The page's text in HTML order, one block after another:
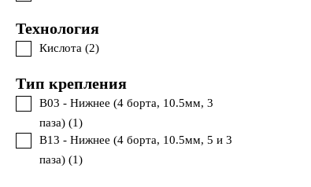
Технология
Кислота (2)
Тип крепления
B03 - Нижнее (4 борта, 10.5мм, 3
паза) (1)
B13 - Нижнее (4 борта, 10.5мм, 5 и 3
паза) (1)